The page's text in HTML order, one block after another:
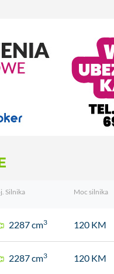
Silnika Moc silnika
2287 cm3 120 KM
2287 cm3 120 KM